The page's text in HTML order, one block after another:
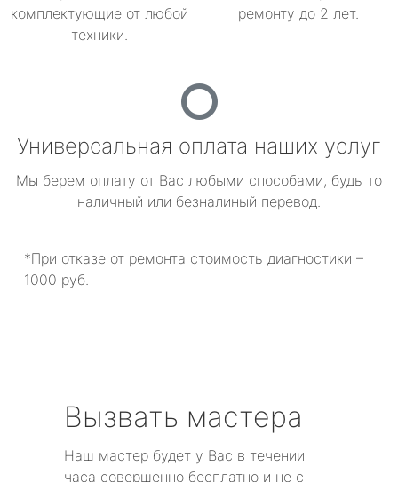
комплектующие от любой
техники.
ремонту до 2 лет.
Универсальная оплата наших услуг
Мы берем оплату от Вас любыми способами, будь то
наличный или безналиный перевод.
*При отказе от ремонта стоимость диагностики –
1000 руб.
Вызвать мастера
Наш мастер будет у Вас в течении
часа совершенно бесплатно и не с